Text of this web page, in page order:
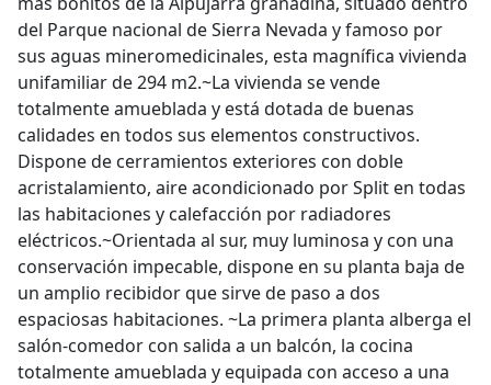
del Parque nacional de Sierra Nevada y famoso por
sus aguas mineromedicinales, esta magnífica vivienda
unifamiliar de 294 m2.~La vivienda se vende
totalmente amueblada y está dotada de buenas
calidades en todos sus elementos constructivos.
Dispone de cerramientos exteriores con doble
acristalamiento, aire acondicionado por Split en todas
las habitaciones y calefacción por radiadores
eléctricos.~Orientada al sur, muy luminosa y con una
conservación impecable, dispone en su planta baja de
un amplio recibidor que sirve de paso a dos
espaciosas habitaciones. ~La primera planta alberga el
salón-comedor con salida a un balcón, la cocina
totalmente amueblada y equipada con acceso a una